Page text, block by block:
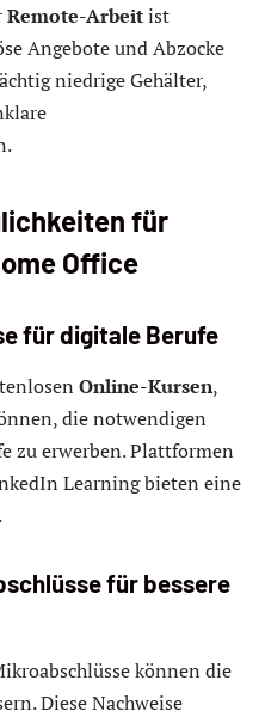
Remote-Arbeitist
Angebote und Abzocke
niedrige Gehälter,
für
Office
für digitale Berufe
Online-Kursen,
die notwendigen
zu erwerben. Plattformen
Learning bieten eine
für bessere
können die
Diese Nachweise